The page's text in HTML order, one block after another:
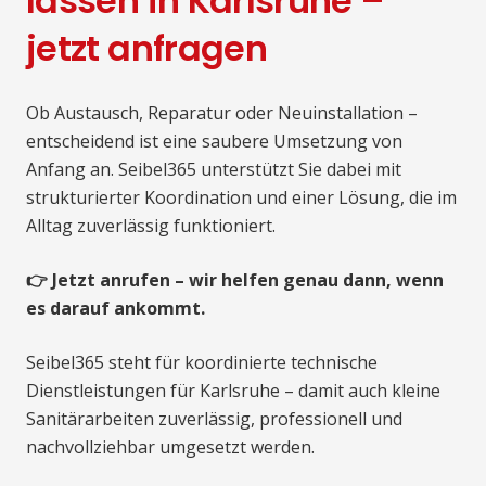
jetzt anfragen
Ob Austausch, Reparatur oder Neuinstallation –
entscheidend ist eine saubere Umsetzung von
Anfang an. Seibel365 unterstützt Sie dabei mit
strukturierter Koordination und einer Lösung, die im
Alltag zuverlässig funktioniert.
👉 Jetzt anrufen – wir helfen genau dann, wenn
es darauf ankommt.
Seibel365 steht für koordinierte technische
Dienstleistungen für Karlsruhe – damit auch kleine
Sanitärarbeiten zuverlässig, professionell und
nachvollziehbar umgesetzt werden.